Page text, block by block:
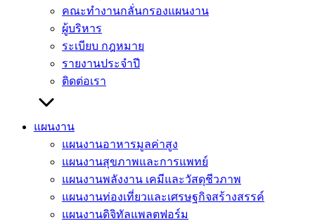
คณะทำงานกลั่นกรองแผนงาน
ผู้บริหาร
ระเบียบ กฎหมาย
รายงานประจำปี
ติดต่อเรา
แผนงาน
แผนงานอาหารมูลค่าสูง
แผนงานสุขภาพและการแพทย์
แผนงานพลังงาน เคมีและวัสดุชีวภาพ
แผนงานท่องเที่ยวและเศรษฐกิจสร้างสรรค์
แผนงานดิจิทัลแพลตฟอร์ม